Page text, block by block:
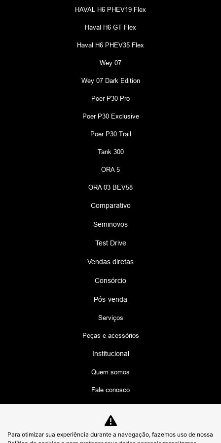
HAVAL H6 PHEV19 Flex
Haval H6 GT Flex
Haval H6 PHEV35 Flex
Wey 07
Wey 07 Dark Edition
Poer P30 Pro
Poer P30 Exclusive
Poer P30 Trail
Tank 300
ORA 5
ORA 03 BEV58
Comparativo
Seminovos
Test Drive
Vendas diretas
Consórcio
Pós-venda
Serviços
Peças e acessórios
Institucional
Quem somos
Fale conosco
Política de privacidade
Para otimizar sua experiência durante a navegação, fazemos uso de nossa